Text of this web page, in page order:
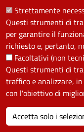
Strettamente
Questi strumenti di
per garantire il
richiesto e, pertanto,
Facoltativi (non
Questi strumenti di
traffico e analizzare,
con l'obiettivo di
Accetta solo i
PRIVACY